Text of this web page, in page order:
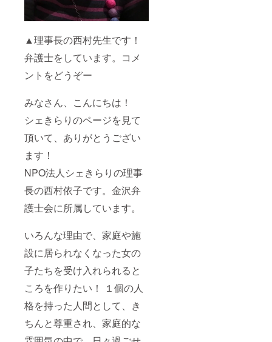
▲理事長の西村先生です！
弁護士をしています。コメ
ントをどうぞー
みなさん、こんにちは！
シェきらりのページを見て
頂いて、ありがとうござい
ます！
NPO法人シェきらりの理事
長の西村依子です。金沢弁
護士会に所属しています。
いろんな理由で、家庭や施
設に居られなくなった女の
子たちを受け入れられると
ころを作りたい！ １個の人
格を持った人間として、き
ちんと尊重され、家庭的な